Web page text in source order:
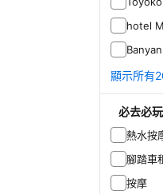
hotel
顯示所有
必去必玩
熱水按
腳踏車
按摩